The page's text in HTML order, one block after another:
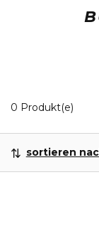
0 Produkt(e)
sortieren